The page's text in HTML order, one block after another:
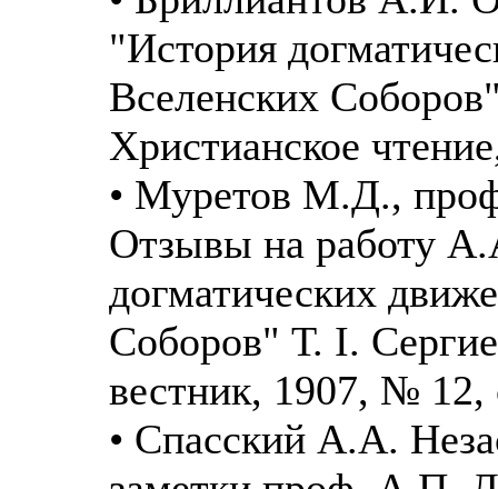
"История
Вселенских
Христианское
• Муретов М.Д.,
Отзывы на работу
догматических
Соборов" Т. I.
вестник, 1907, № 12,
• Спасский А.А.